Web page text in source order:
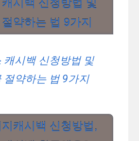
강검진 대상자 조회